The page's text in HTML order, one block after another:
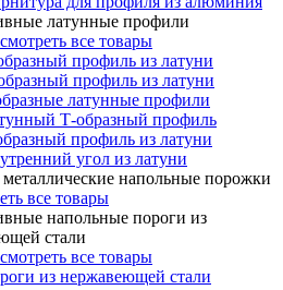
латунные профили
все товары
профиль из латуни
профиль из латуни
латунные профили
Т-образный профиль
профиль из латуни
угол из латуни
напольные порожки
все товары
напольные пороги из
стали
все товары
из нержавеющей стали